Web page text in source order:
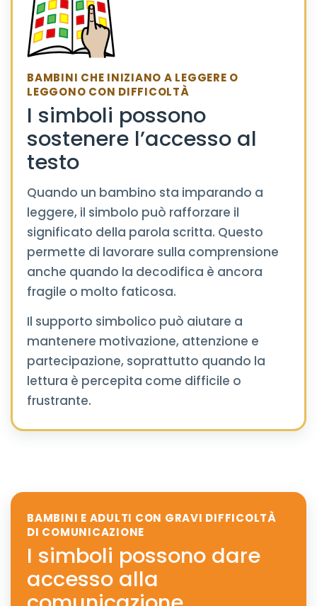
BAMBINI CHE INIZIANO A LEGGERE O
LEGGONO CON DIFFICOLTÀ
I simboli possono
sostenere l’accesso al
testo
Quando un bambino sta imparando a
leggere, il simbolo può rafforzare il
significato della parola scritta. Questo
permette di lavorare sulla comprensione
anche quando la decodifica è ancora
fragile o molto faticosa.
Il supporto simbolico può aiutare a
mantenere motivazione, attenzione e
partecipazione, soprattutto quando la
lettura è percepita come difficile o
frustrante.
BAMBINI E ADULTI CON GRAVI DIFFICOLTÀ
DI COMUNICAZIONE
I simboli possono dare
accesso alla